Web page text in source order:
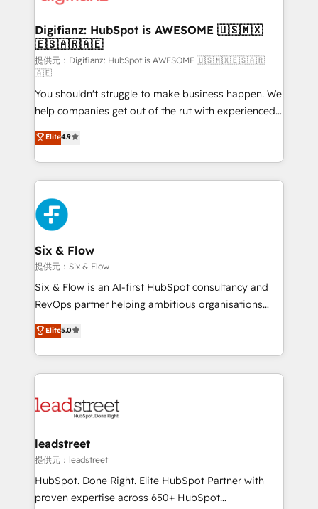
Transformation / Web Development • RevOps &
Sales Consulting • Marketing Automation What
makes us different? 🚀 Top 0.5% of global HubSpot
agencies ⚙️ The strongest technical ability and
integration capabilities 💼 Consultative, long-term
partners who will embed ourselves into your
business, processes and systems 🏢 We specialise in
working with mid-market and enterprise
organisations, global organisations and those with
complex use cases 🏆 CRM Implementation,
Platform Enablement, Custom Integration and
Onboarding Accredited 🔐 ISO27001 & ISO9001
Certified
Digifianz: HubSpot is AWESOME 🇺🇸🇲🇽
🇪🇸🇦🇷🇦🇪
提供元：Digifianz: HubSpot is AWESOME 🇺🇸🇲🇽🇪🇸🇦🇷
🇦🇪
You shouldn't struggle to make business happen. We
help companies get out of the rut with experienced,
process-oriented teams implementing HubSpot
Marketing, Sales, Service, CMS and Operations Hub,
so selling and actually engaging with your customers
feels easy and pain-free. We are a top ranked
HubSpot Elite Partner, winner of Rookie of the Year
and Customer First Awards, 4.9/5 rating in HubSpot
Reviews and 4.9/5 rating in Clutch Reviews. Digifianz
helps the following industries: logistics & 3PL, home
improvement & construction, branding and
commercialization, real estate, health, education,
SaaS, Software Dev & IT and consulting, make the
the United States, EU, UAE, Mexico and Latin
America. From casual user to super fan: make
Elite4.9
Six & Flow
提供元：Six & Flow
Six & Flow is an AI-first HubSpot consultancy and
RevOps partner helping ambitious organisations
grow with clarity, confidence, and intelligence.
Operating across the UK, Netherlands, Ireland, and
Canada, we’ve delivered thousands of successful
HubSpot projects for mid-market and enterprise
combine HubSpot, data, and AI to design connected
and technology for predictable, scalable revenue
growth. Our expertise spans RevOps, CRM and data
architecture, AI enablement, and strategic marketing,
delivered through our proprietary FLAIR framework
Elite5.0
leadstreet
提供元：leadstreet
HubSpot. Done Right. Elite HubSpot Partner with
proven expertise across 650+ HubSpot